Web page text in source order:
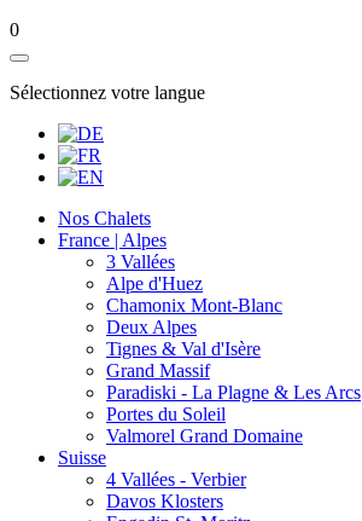
0
Sélectionnez votre langue
Nos Chalets
France | Alpes
3 Vallées
Alpe d'Huez
Chamonix Mont-Blanc
Deux Alpes
Tignes & Val d'Isère
Grand Massif
Paradiski - La Plagne & Les Arcs
Portes du Soleil
Valmorel Grand Domaine
Suisse
4 Vallées - Verbier
Davos Klosters